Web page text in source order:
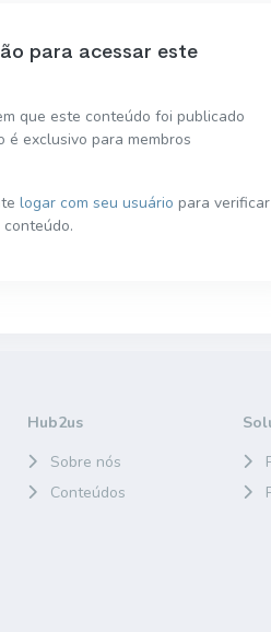
para acessar este
que este conteúdo foi publicado
é exclusivo para membros
logar com seu usuário para verificar
Hub2us
Sobre nós
Conteúdos